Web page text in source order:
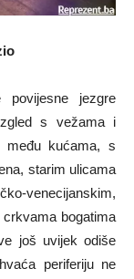
jezgre
s vežama i
među kućama, s
starim ulicama
venecijanskim,
bogatima
još uvijek odiše
periferiju ne